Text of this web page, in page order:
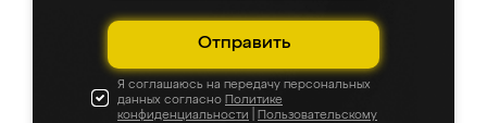
Отправить
Я соглашаюсь на передачу персональных
данных согласно Политике
конфиденциальности
Пользовательскому